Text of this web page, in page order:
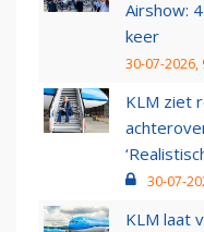
Airshow:
keer
30-07-2026,
KLM ziet
30-07-
KLM laat